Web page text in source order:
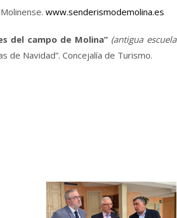
www.senderismodemolina.es
del campo de Molina” (antigua escuela
de Navidad”. Concejalía de Turismo.